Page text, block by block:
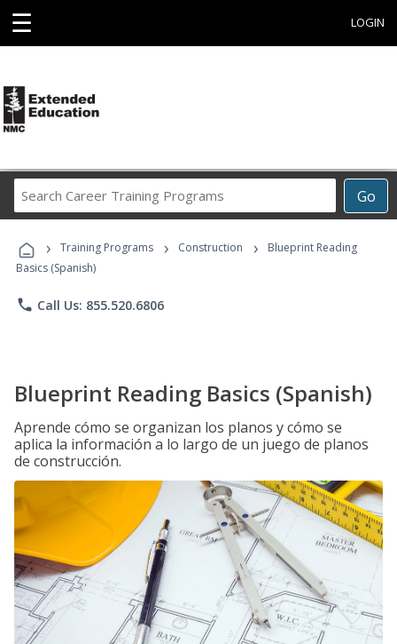
☰ LOGIN
Go
Career
Programs
› Training Programs › Construction ›
Blueprint Reading
Basics (Spanish)
phone Call Us: 855.520.6806
Blueprint Reading Basics (Spanish)
Aprende cómo se organizan los planos y cómo se
aplica la información a lo largo de un juego de planos
de construcción.